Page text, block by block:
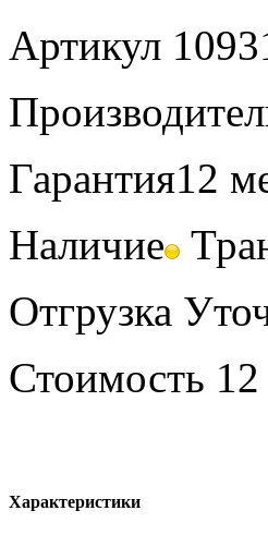
Артикул
Гарантия12
Наличие
Отгрузка
Стоимость
Характеристики